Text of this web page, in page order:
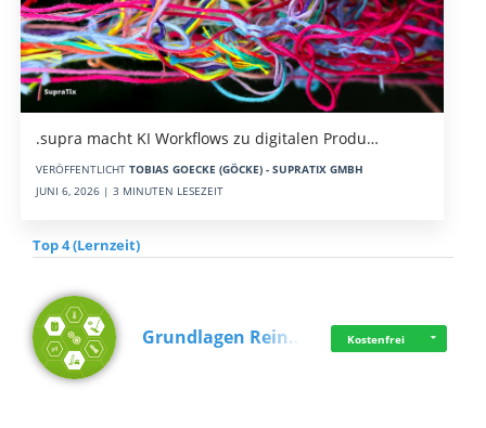
.supra macht KI Workflows zu digitalen Produ…
VERÖFFENTLICHT TOBIAS GOECKE (GÖCKE) - SUPRATIX GMBH
JUNI 6, 2026 | 3 MINUTEN LESEZEIT
Top 4 (Lernzeit)
Grundlagen Rein… Kostenfrei